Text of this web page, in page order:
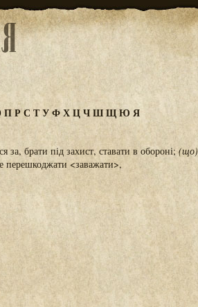
ПРС ТУФХЦЧШЩЮ Я
за, брати під захист, ставати в обороні;(що)
перешкоджати <заважати>,